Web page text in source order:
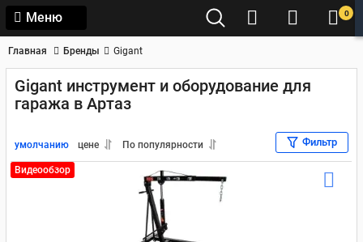
Меню 0
Главная Бренды Gigant
Gigant инструмент и оборудование для
гаража в Артаз
умолчанию цене По популярности Фильтр
Видеообзор